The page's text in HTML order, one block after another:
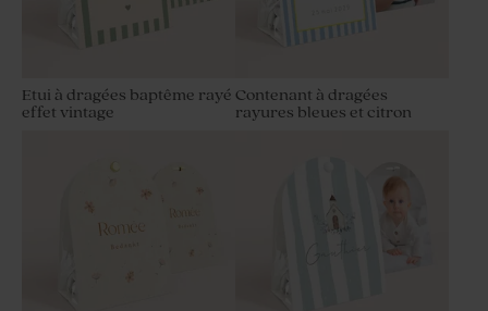
Etui à dragées baptême rayé
effet vintage
Contenant à dragées
rayures bleues et citron